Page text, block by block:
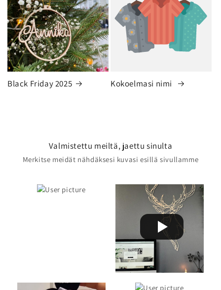
Black Friday 2025 Kokoelmasi nimi
Valmistettu meiltä, jaettu sinulta
Merkitse meidät nähdäksesi kuvasi esillä sivullamme